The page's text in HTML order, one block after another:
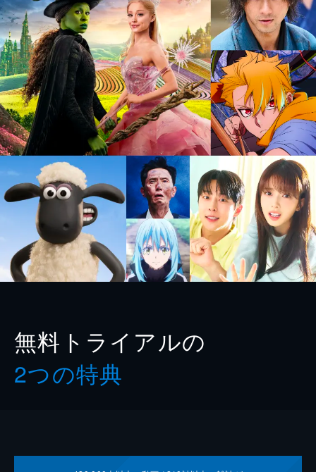
無料トライアルの
2つの特典